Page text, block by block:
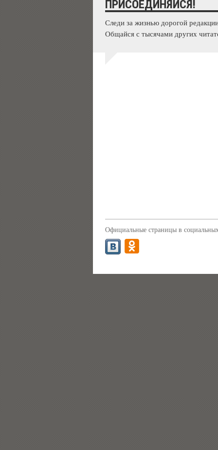
ПРИСОЕДИНЯЙСЯ!
Следи за жизнью дорогой
Общайся с тысячами других
Официальные страницы в социальных